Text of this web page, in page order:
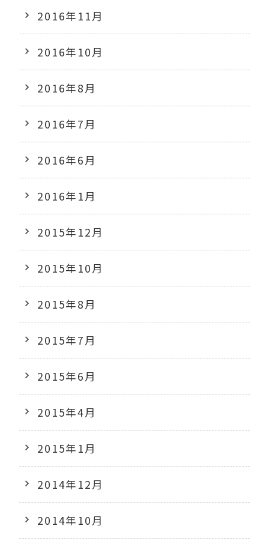
2016年11月
2016年10月
2016年8月
2016年7月
2016年6月
2016年1月
2015年12月
2015年10月
2015年8月
2015年7月
2015年6月
2015年4月
2015年1月
2014年12月
2014年10月